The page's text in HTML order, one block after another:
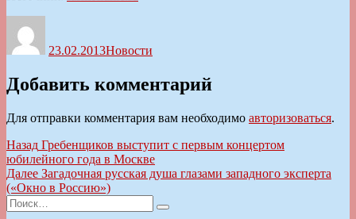
23.02.2013Новости
Добавить комментарий
Для отправки комментария вам необходимо авторизоваться.
Навигация
по
записям
Назад Предыдущая
запись:
Гребенщиков выступит с первым концертом
юбилейного года в Москве
Далее Следующая
запись:
Загадочная русская душа глазами западного эксперта
(«Окно в Россию»)
Искать:
Поиск